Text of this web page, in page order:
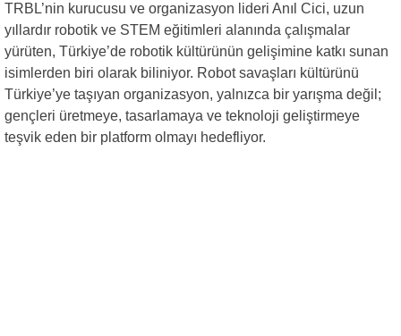
TRBL’nin kurucusu ve organizasyon lideri Anıl Cici, uzun
yıllardır robotik ve STEM eğitimleri alanında çalışmalar
yürüten, Türkiye’de robotik kültürünün gelişimine katkı sunan
isimlerden biri olarak biliniyor. Robot savaşları kültürünü
Türkiye’ye taşıyan organizasyon, yalnızca bir yarışma değil;
gençleri üretmeye, tasarlamaya ve teknoloji geliştirmeye
teşvik eden bir platform olmayı hedefliyor.